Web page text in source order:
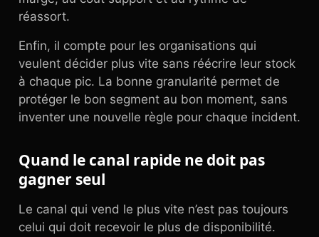
réassort.
Enfin, il compte pour les organisations qui
veulent décider plus vite sans réécrire leur stock
à chaque pic. La bonne granularité permet de
protéger le bon segment au bon moment, sans
inventer une nouvelle règle pour chaque incident.
Quand le canal rapide ne doit pas
gagner seul
Le canal qui vend le plus vite n’est pas toujours
celui qui doit recevoir le plus de disponibilité.